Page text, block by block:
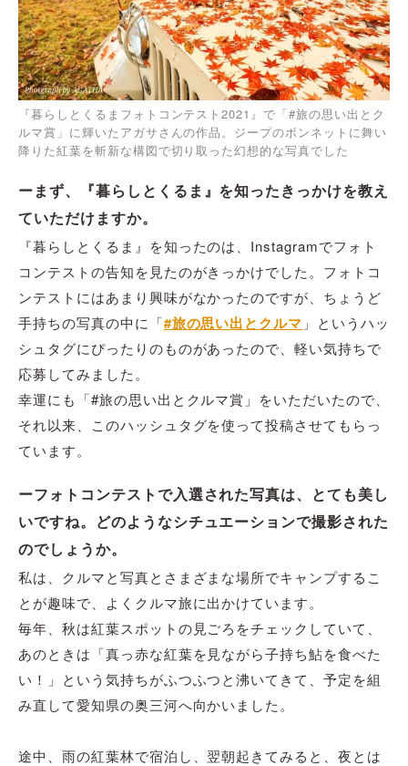
『暮らしとくるまフォトコンテスト2021』で「#旅の思い出とク
ルマ賞」に輝いたアガサさんの作品。ジープのボンネットに舞い
降りた紅葉を斬新な構図で切り取った幻想的な写真でした
ーまず、『暮らしとくるま』を知ったきっかけを教え
ていただけますか。
『暮らしとくるま』を知ったのは、Instagramでフォト
コンテストの告知を見たのがきっかけでした。フォトコ
ンテストにはあまり興味がなかったのですが、ちょうど
手持ちの写真の中に「#旅の思い出とクルマ 」というハッ
シュタグにぴったりのものがあったので、軽い気持ちで
応募してみました。
幸運にも「#旅の思い出とクルマ賞」をいただいたので、
それ以来、このハッシュタグを使って投稿させてもらっ
ています。
ーフォトコンテストで入選された写真は、とても美し
いですね。どのようなシチュエーションで撮影された
のでしょうか。
私は、クルマと写真とさまざまな場所でキャンプするこ
とが趣味で、よくクルマ旅に出かけています。
毎年、秋は紅葉スポットの見ごろをチェックしていて、
あのときは「真っ赤な紅葉を見ながら子持ち鮎を食べた
い！」という気持ちがふつふつと沸いてきて、予定を組
み直して愛知県の奥三河へ向かいました。
途中、雨の紅葉林で宿泊し、翌朝起きてみると、夜とは